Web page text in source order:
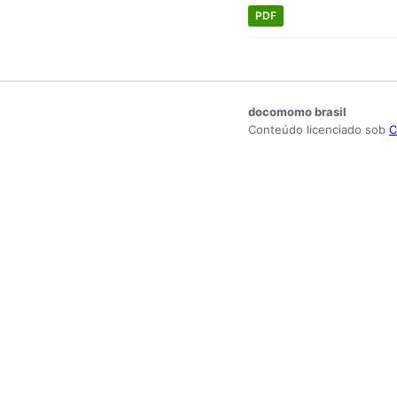
PDF
docomomo brasil
Conteúdo licenciado sob